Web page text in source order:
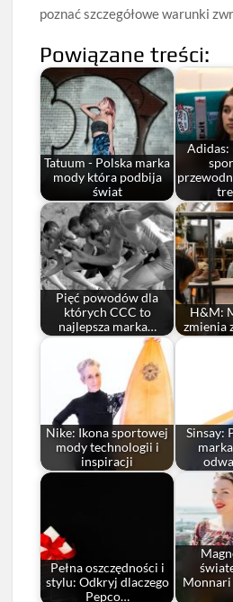
poznać szczegółowe warunki
Powiązane treści:
Tatuum - Polska marka
mody która podbija
świat
Adidas:
Pięć powodów dla
których CCC to
najlepsza marka…
H&M:
zmienia
Nike: Ikona sportowej
mody technologii i
inspiracji
Sinsay:
Pełna oszczędności i
stylu: Odkryj dlaczego
Pepco…
Monnari